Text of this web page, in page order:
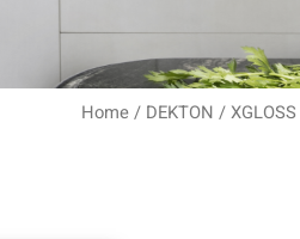
Home/ DEKTON /XGLOSS